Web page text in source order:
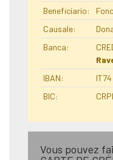
Beneficiario:
Causale:
Banca:
IBAN:
BIC:
Vous pouvez